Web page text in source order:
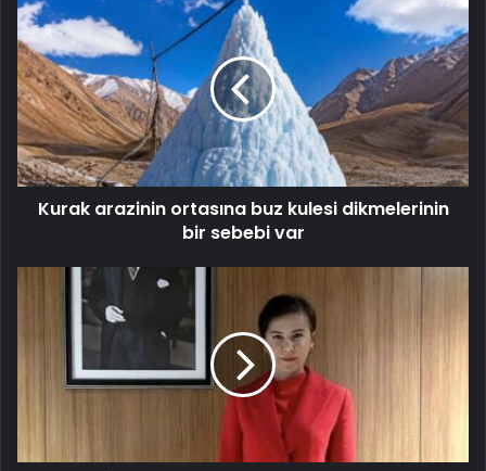
Kurak arazinin ortasına buz kulesi dikmelerinin
bir sebebi var